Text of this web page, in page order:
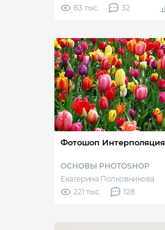
83 тыс.
32
Фотошоп Интерполяция
ОСНОВЫ PHOTOSHOP
Екатерина Полковникова
221 тыс.
128